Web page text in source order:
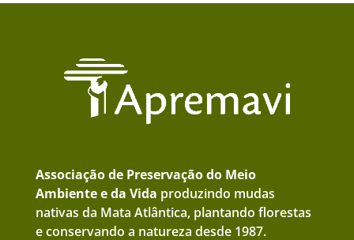
Associação de Preservação do Meio
Ambiente e da Vida produzindo mudas
nativas da Mata Atlântica, plantando florestas
e conservando a natureza desde 1987.